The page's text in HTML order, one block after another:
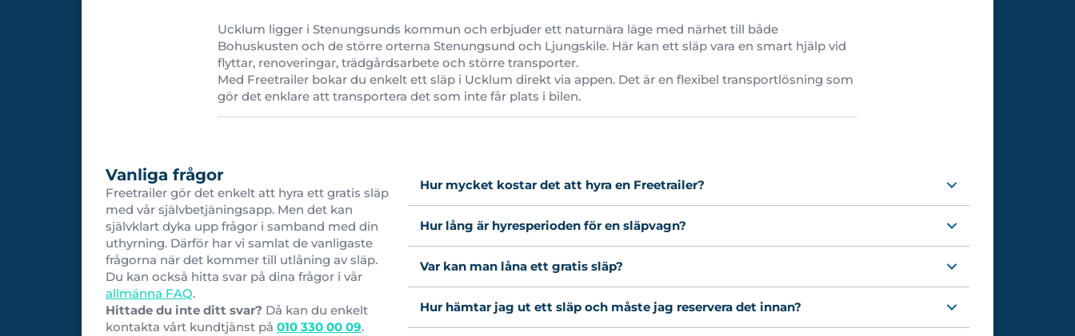
Ucklum ligger i Stenungsunds kommun och erbjuder ett naturnära läge med närhet till både
Bohuskusten och de större orterna Stenungsund och Ljungskile. Här kan ett släp vara en smart hjälp vid
flyttar, renoveringar, trädgårdsarbete och större transporter.
Med Freetrailer bokar du enkelt ett släp i Ucklum direkt via appen. Det är en flexibel transportlösning som
gör det enklare att transportera det som inte får plats i bilen.
Vanliga frågor
Freetrailer gör det enkelt att hyra ett gratis släp
med vår självbetjäningsapp. Men det kan
självklart dyka upp frågor i samband med din
uthyrning. Därför har vi samlat de vanligaste
frågorna när det kommer till utlåning av släp.
Du kan också hitta svar på dina frågor i vår
allmänna FAQ.
Hittade du inte ditt svar? Då kan du enkelt
kontakta vårt kundtjänst på 010 330 00 09.
Hur mycket kostar det att hyra en Freetrailer?
Hur lång är hyresperioden för en släpvagn?
Var kan man låna ett gratis släp?
Hur hämtar jag ut ett släp och måste jag reservera det innan?